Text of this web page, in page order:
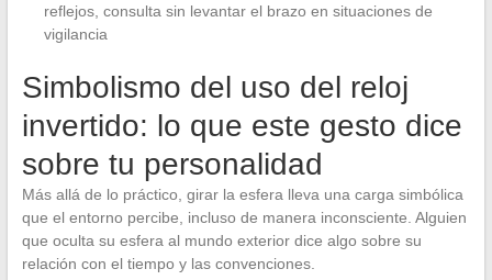
reflejos, consulta sin levantar el brazo en situaciones de
vigilancia
Simbolismo del uso del reloj
invertido: lo que este gesto dice
sobre tu personalidad
Más allá de lo práctico, girar la esfera lleva una carga simbólica
que el entorno percibe, incluso de manera inconsciente. Alguien
que oculta su esfera al mundo exterior dice algo sobre su
relación con el tiempo y las convenciones.